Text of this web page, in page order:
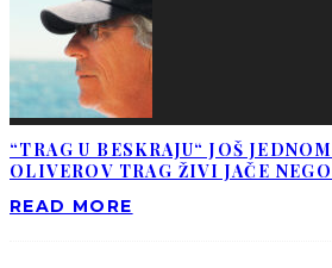
“TRAG U BESKRAJU“ JOŠ
OLIVEROV TRAG ŽIVI JAČE
READ MORE